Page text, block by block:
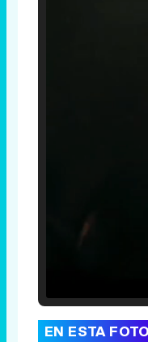
EN ESTA FOTO